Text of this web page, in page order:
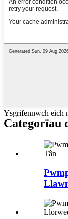
Ysgrifennwch eich
Categorïau